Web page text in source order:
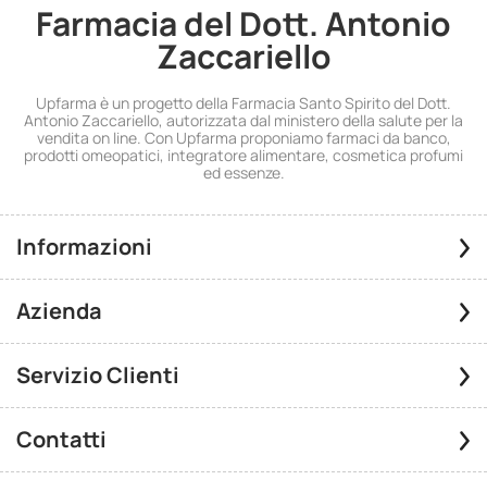
Farmacia del Dott. Antonio
Zaccariello
Upfarma è un progetto della Farmacia Santo Spirito del Dott.
Antonio Zaccariello, autorizzata dal ministero della salute per la
vendita on line. Con Upfarma proponiamo farmaci da banco,
prodotti omeopatici, integratore alimentare, cosmetica profumi
ed essenze.
Informazioni
Azienda
Servizio Clienti
Contatti